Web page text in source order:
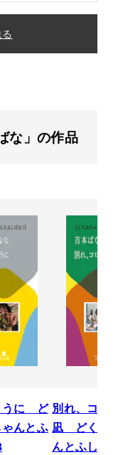
な」の作品
うに ど
ゃんとふ
別れ、コロ
凪 どくだみ
んとふしば